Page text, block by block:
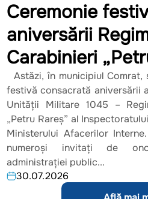
Ceremonie
aniversării
Carabinieri
Astăzi, în municipiul
festivă consacrată aniversării
Unității Militare 1045 –
„Petru Rareș” al
Ministerului Afacerilor
numeroși invitați de
administrației public...
30.07.2026